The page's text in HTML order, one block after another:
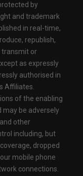
by
and trademark
in real-time,
republish,
transmit or
as expressly
authorised in
Affiliates.
of the enabling
may be adversely
other
including, but
dropped
mobile phone
connections.